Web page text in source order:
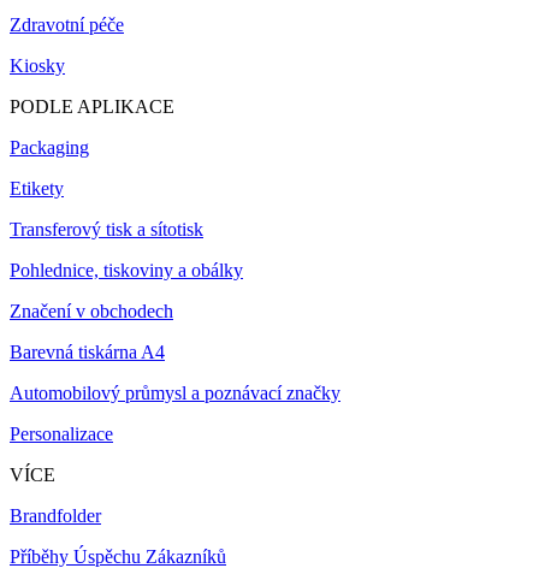
Zdravotní péče
Kiosky
PODLE APLIKACE
Packaging
Etikety
Transferový tisk a sítotisk
Pohlednice, tiskoviny a obálky
Značení v obchodech
Barevná tiskárna A4
Automobilový průmysl a poznávací značky
Personalizace
VÍCE
Brandfolder
Příběhy Úspěchu Zákazníků